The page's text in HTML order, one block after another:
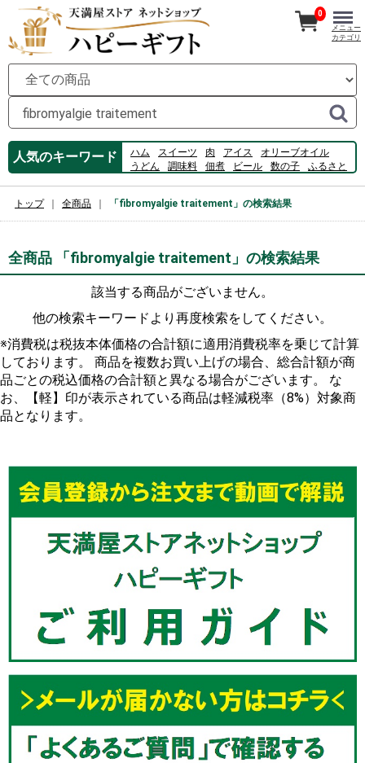
人気のキーワード ハム スイーツ 肉 アイス
オリーブオイル
うどん
調味料 佃煮 ビール 数の子
ふるさと
0
メニュー
カテゴリ
トップ 全商品 「fibromyalgie traitement」の検索結果
全商品 「fibromyalgie traitement」の検索結果
該当する商品がございません。
他の検索キーワードより再度検索をしてください。
※消費税は税抜本体価格の合計額に適用消費税率を乗じて計算
しております。 商品を複数お買い上げの場合、総合計額が商
品ごとの税込価格の合計額と異なる場合がございます。 な
お、【軽】印が表示されている商品は軽減税率（8%）対象商
品となります。